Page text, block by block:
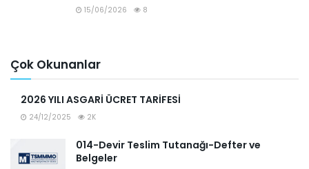
15/06/2026 8
Çok Okunanlar
2026 YILI ASGARİ ÜCRET TARİFESİ
24/12/2025 2K
014-Devir Teslim Tutanağı-Defter ve
Belgeler